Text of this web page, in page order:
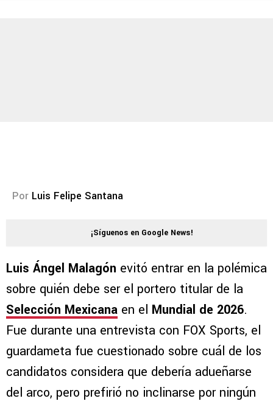
Por Luis Felipe Santana
¡Síguenos en Google News!
Luis Ángel Malagón evitó entrar en la polémica
sobre quién debe ser el portero titular de la
Selección Mexicana en el Mundial de 2026.
Fue durante una entrevista con FOX Sports, el
guardameta fue cuestionado sobre cuál de los
candidatos considera que debería adueñarse
del arco, pero prefirió no inclinarse por ningún